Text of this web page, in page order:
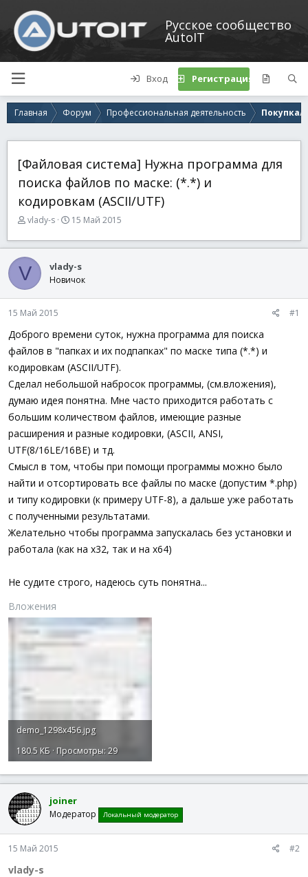
Русское сообщество
AutoIT
Вход Регистрация
Главная Форум Профессиональная деятельность Покупка/
[Файловая система] Нужна программа для
поиска файлов по маске: (*.*) и
кодировкам (ASCII/UTF)
А
т
о
р
т
е
ы
vlady-s
Д
т
н
а
а
15 Май 2015
V vlady-s
Новичок
15 Май 2015 #1
Доброго времени суток, нужна программа для поиска
файлов в "папках и их подпапках" по маске типа (*.*) и
кодировкам (ASCII/UTF).
Сделал небольшой набросок программы, (см.вложения),
думаю идея понятна. Мне часто приходится работать с
большим количеством файлов, имеющие разные
расширения и разные кодировки, (ASCII, ANSI,
UTF(8/16LE/16BE) и тд.
Смысл в том, чтобы при помощи программы можно было
найти и отсортировать все файлы по маске (допустим *.php)
и типу кодировки (к примеру UTF-8), а дальше уже работать
с полученными результатами.
Желательно чтобы программа запускалась без установки и
работала (как на x32, так и на x64)
Не судите строго, надеюсь суть понятна...
Вложения
demo_1298x456.jpg
180.5 КБ · Просмотры: 29
joiner
Модератор Локальный модератор
15 Май 2015 #2
vlady-s